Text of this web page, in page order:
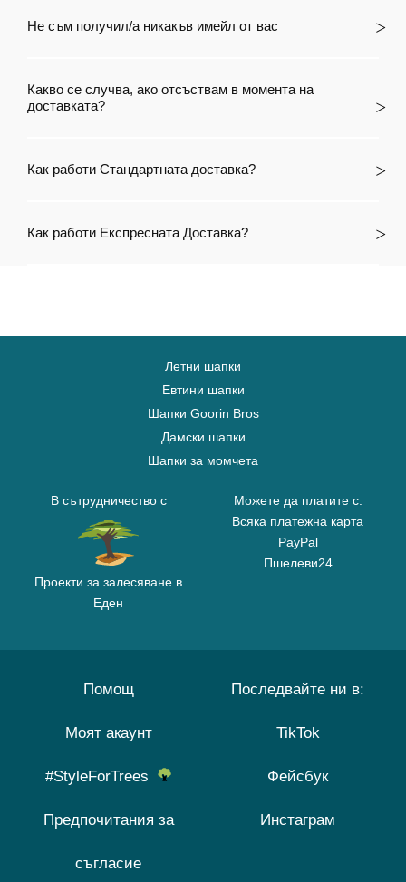
Не съм получил/а никакъв имейл от вас
Какво се случва, ако отсъствам в момента на
доставката?
Как работи Стандартната доставка?
Как работи Експресната Доставка?
Летни шапки
Евтини шапки
Шапки Goorin Bros
Дамски шапки
Шапки за момчета
В сътрудничество с
Проекти за залесяване в
Еден
Можете да платите с:
Всяка платежна карта
PayPal
Пшелеви24
Помощ
Моят акаунт
#StyleForTrees
Предпочитания за
съгласие
Последвайте ни в:
TikTok
Фейсбук
Инстаграм